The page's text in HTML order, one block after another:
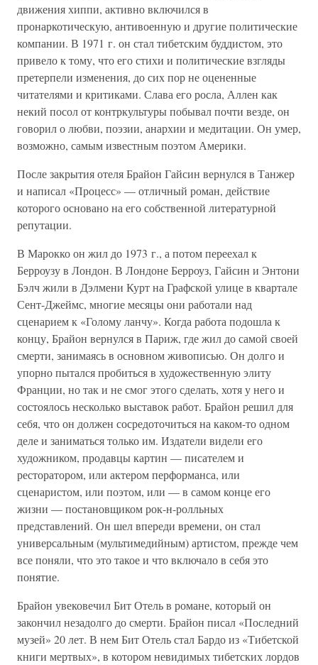
движения хиппи, активно включился в
пронаркотическую, антивоенную и другие политические
компании. В 1971 г. он стал тибетским буддистом, это
привело к тому, что его стихи и политические взгляды
претерпели изменения, до сих пор не оцененные
читателями и критиками. Слава его росла, Аллен как
некий посол от контркультуры побывал почти везде, он
говорил о любви, поэзии, анархии и медитации. Он умер,
возможно, самым известным поэтом Америки.
После закрытия отеля Брайон Гайсин вернулся в Танжер
и написал «Процесс» — отличный роман, действие
которого основано на его собственной литературной
репутации.
В Марокко он жил до 1973 г., а потом переехал к
Берроузу в Лондон. В Лондоне Берроуз, Гайсин и Энтони
Бэлч жили в Дэлмени Курт на Графской улице в квартале
Сент-Джеймс, многие месяцы они работали над
сценарием к «Голому ланчу». Когда работа подошла к
концу, Брайон вернулся в Париж, где жил до самой своей
смерти, занимаясь в основном живописью. Он долго и
упорно пытался пробиться в художественную элиту
Франции, но так и не смог этого сделать, хотя у него и
состоялось несколько выставок работ. Брайон решил для
себя, что он должен сосредоточиться на каком-то одном
деле и заниматься только им. Издатели видели его
художником, продавцы картин — писателем и
ресторатором, или актером перформанса, или
сценаристом, или поэтом, или — в самом конце его
жизни — постановщиком рок-н-ролльных
представлений. Он шел впереди времени, он стал
универсальным (мультимедийным) артистом, прежде чем
все поняли, что это такое и что включало в себя это
понятие.
Брайон увековечил Бит Отель в романе, который он
закончил незадолго до смерти. Брайон писал «Последний
музей» 20 лет. В нем Бит Отель стал Бардо из «Тибетской
книги мертвых», в котором невидимых тибетских лордов